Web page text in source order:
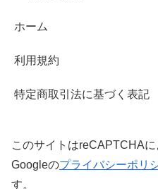
ホーム
利用規約
特定商取引法に基づく表記
このサイトはreCAPTCHAに
Googleのプライバシーポリ
す。